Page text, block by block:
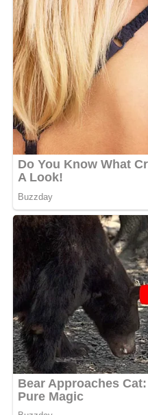
Tomaten-
Zubereitungszeit:ca. 40
Das Gulasch in einer
geputzten und
hinzugeben. Alles
Die Zwiebeln und
Tomaten sowie die
hinzufügen. Alles
lassen.
Mit Salz, Paprikapulver
würzen. Mit Wasser
einen Esslöffel
Abschmecken,
Schnellkochtopf ca. 30
Soße binden und fertig!
Rotkohl „Opa – Art“
Zubereitungszeit:ca. 30
In einem Topf etwas
den Rotkohl hinzufügen.